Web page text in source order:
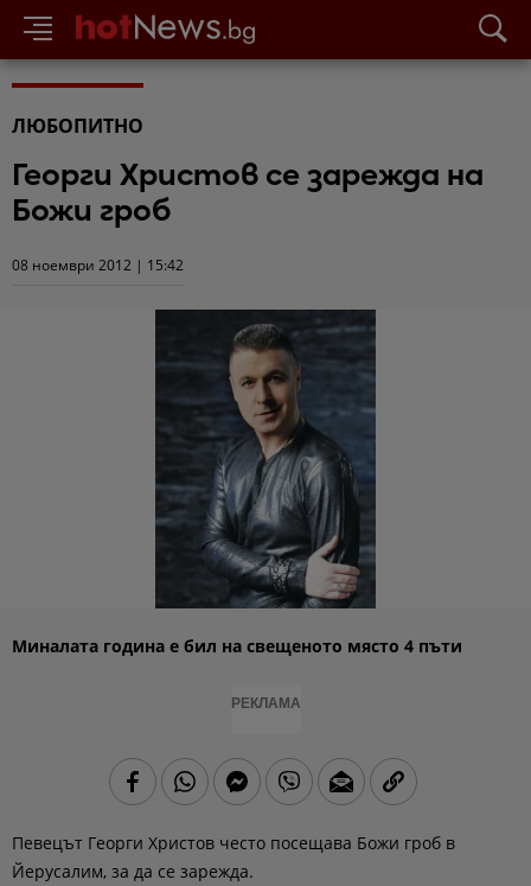
ЛЮБОПИТНО
Георги Христов се зарежда на
Божи гроб
08 ноември 2012 | 15:42
Миналата година е бил на свещеното място 4 пъти
РЕКЛАМА
Певецът Георги Христов често посещава Божи гроб в
Йерусалим, за да се зарежда.